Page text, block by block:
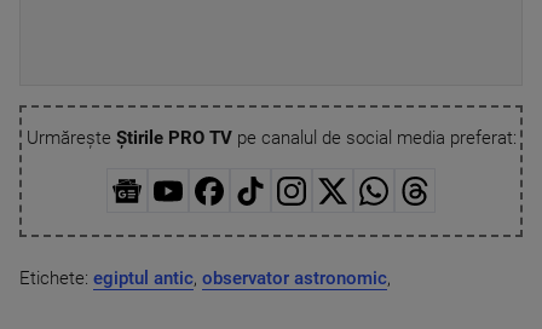
Urmărește Știrile PRO TVpe canalul de social media preferat:
Etichete: egiptul antic, observator astronomic,